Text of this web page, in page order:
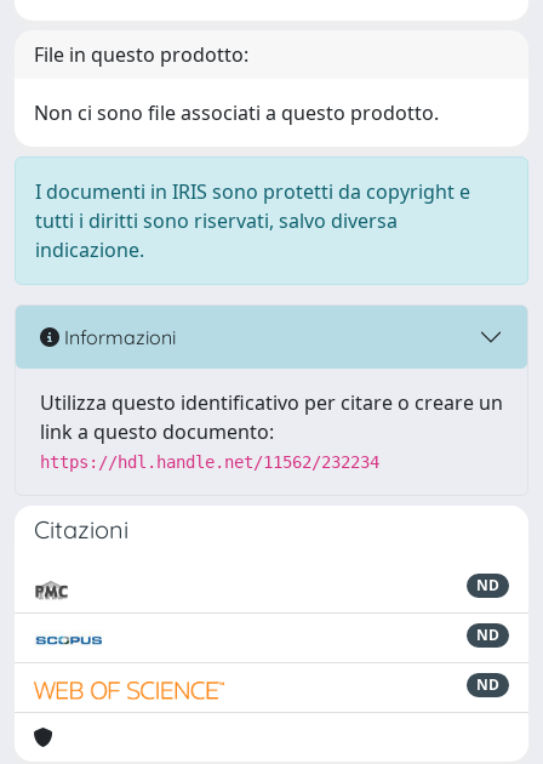
File in questo prodotto:
Non ci sono file associati a questo prodotto.
I documenti in IRIS sono protetti da copyright e
tutti i diritti sono riservati, salvo diversa
indicazione.
Informazioni
Utilizza questo identificativo per citare o creare un
link a questo documento:
https://hdl.handle.net/11562/232234
Citazioni
ND
ND
ND